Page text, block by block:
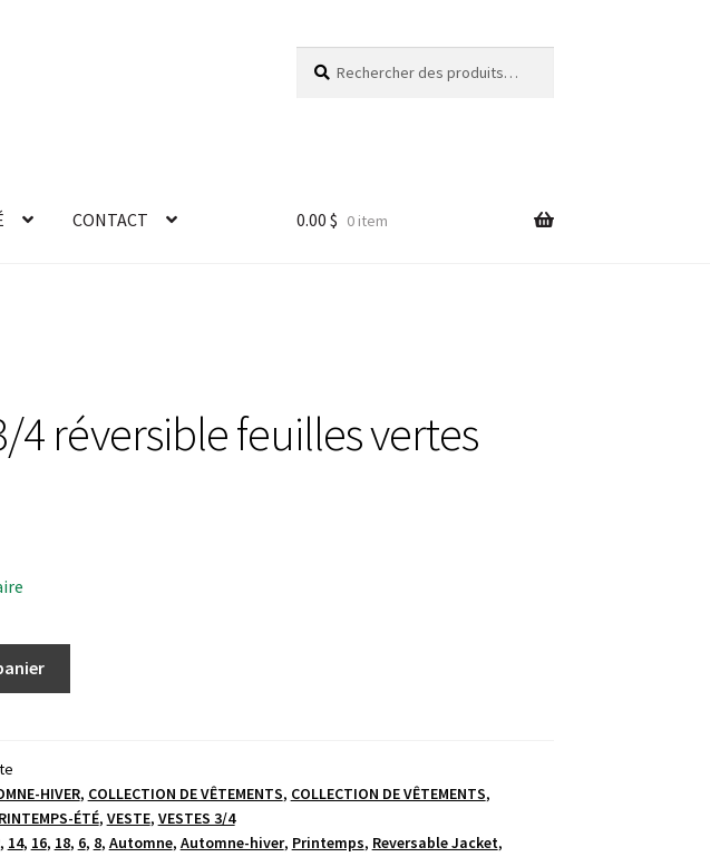
CONTACT 0.00 $ 0 item
4 réversible feuilles vertes
HIVER, COLLECTION DE VÊTEMENTS, COLLECTION DE VÊTEMENTS,
ÉTÉ, VESTE, VESTES 3/4
, 14, 16, 18, 6, 8, Automne, Automne-hiver, Printemps, Reversable Jacket,